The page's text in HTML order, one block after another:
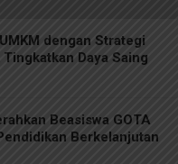
dengan Strategi
Daya Saing
Beasiswa GOTA
Berkelanjutan